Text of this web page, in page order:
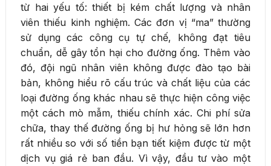
từ hai yếu tố: thiết bị kém chất lượng và nhân
viên thiếu kinh nghiệm. Các đơn vị “ma” thường
sử dụng các công cụ tự chế, không đạt tiêu
chuẩn, dễ gây tổn hại cho đường ống. Thêm vào
đó, đội ngũ nhân viên không được đào tạo bài
bản, không hiểu rõ cấu trúc và chất liệu của các
loại đường ống khác nhau sẽ thực hiện công việc
một cách mò mẫm, thiếu chính xác. Chi phí sửa
chữa, thay thế đường ống bị hư hỏng sẽ lớn hơn
rất nhiều so với số tiền bạn tiết kiệm được từ một
dịch vụ giá rẻ ban đầu. Vì vậy, đầu tư vào một